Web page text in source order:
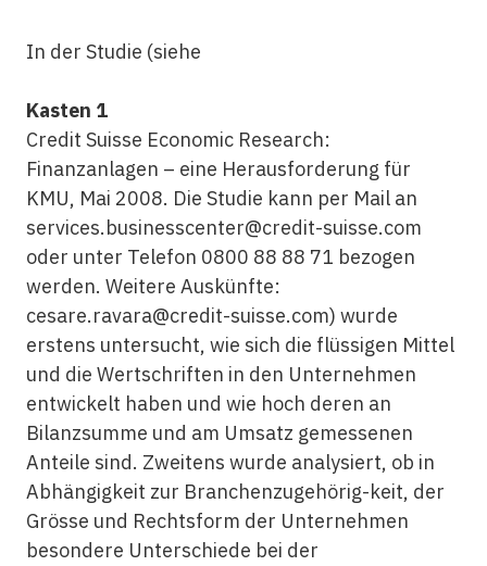
In der Studie (siehe
Kasten 1
Credit Suisse Economic Research:
Finanzanlagen – eine Herausforderung für
KMU, Mai 2008. Die Studie kann per Mail an
services.businesscenter@credit-suisse.com
oder unter Telefon 0800 88 88 71 bezogen
werden. Weitere Auskünfte:
cesare.ravara@credit-suisse.com) wurde
erstens untersucht, wie sich die flüssigen Mittel
und die Wertschriften in den Unternehmen
entwickelt haben und wie hoch deren an
Bilanzsumme und am Umsatz gemessenen
Anteile sind. Zweitens wurde analysiert, ob in
Abhängigkeit zur Branchenzugehörig-keit, der
Grösse und Rechtsform der Unternehmen
besondere Unterschiede bei der